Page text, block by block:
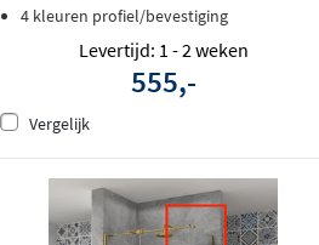
4 kleuren profiel/bevestiging
Levertijd: 1 - 2 weken
555,-
Vergelijk